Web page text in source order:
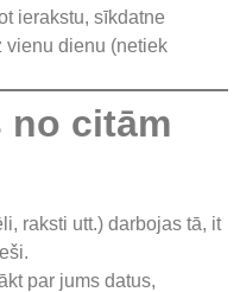
ierakstu, sīkdatne
vienu dienu (netiek
no citām
raksti utt.) darbojas tā, it
par jums datus,